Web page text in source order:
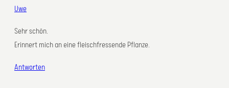
Uwe
Sehr schön.
Erinnert mich an eine fleischfressende Pflanze.
Antworten